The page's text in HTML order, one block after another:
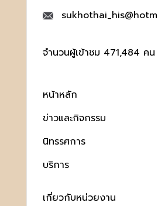
จำนวนผู้เข้าชม 471,484 คน
หน้าหลัก
ข่าวและกิจกรรม
นิทรรศการ
บริการ
เกี่ยวกับหน่วยงาน